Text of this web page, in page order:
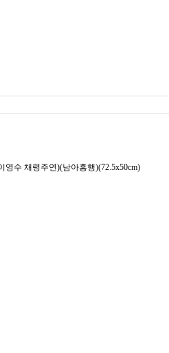
수 채령주연)(남아흥행)(72.5x50cm)